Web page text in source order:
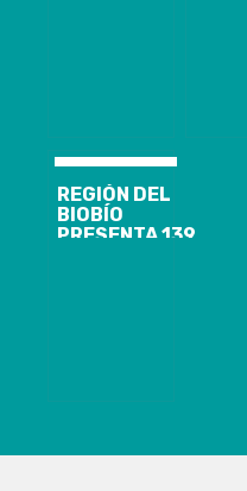
REGIÓN DEL
BIOBÍO
PRESENTA 139